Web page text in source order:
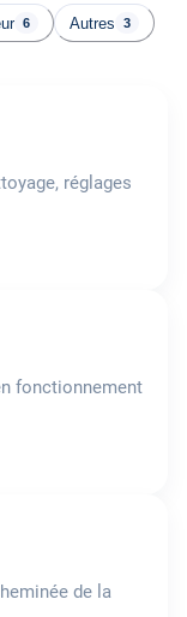
6 Autres 3
réglages
fonctionnement
de la